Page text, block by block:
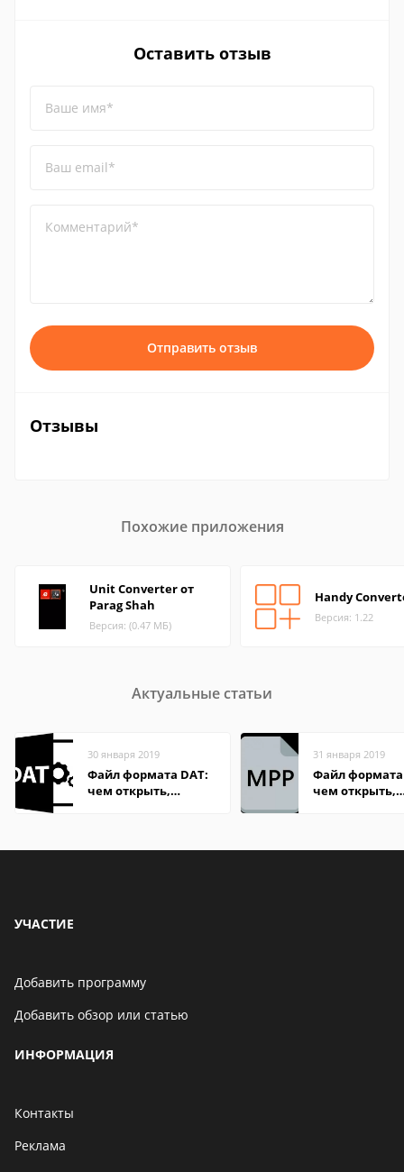
Оставить отзыв
Ваше имя*
Ваш email*
Комментарий*
Отправить отзыв
Отзывы
Похожие приложения
Unit Converter от
Parag Shah
Версия: (0.47 МБ)
Handy
Версия: 1.22
Актуальные статьи
30 января 2019
Файл формата DAT:
чем открыть,
31 января 2019
Файл
чем открыть,
УЧАСТИЕ
Добавить программу
Добавить обзор или статью
ИНФОРМАЦИЯ
Контакты
Реклама